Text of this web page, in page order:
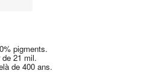
pigments.
21 mil.
de 400 ans.